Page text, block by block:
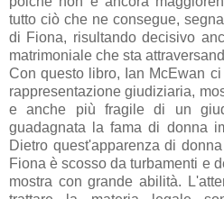
tutto ciò che ne consegue,
di Fiona, risultando decisivo
matrimoniale che sta
Con questo libro, Ian McEwan
rappresentazione giudiziaria,
e anche più fragile di un
guadagnata la fama di donna
Dietro quest'apparenza di
Fiona è scosso da turbamenti e
mostra con grande abilità.